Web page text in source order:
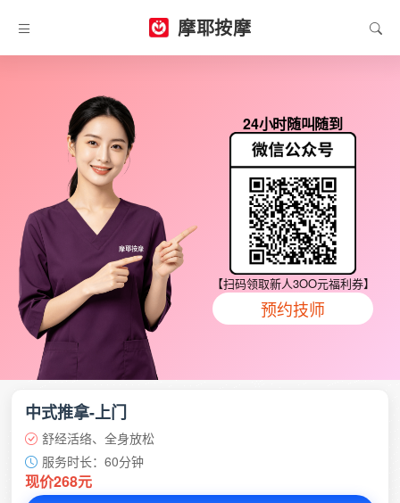
摩耶按摩
24小时随叫随到
【扫码领取新人3OO元福利券】
预约技师
中式推拿-上门
舒经活络、全身放松
服务时长：60分钟
现价268元